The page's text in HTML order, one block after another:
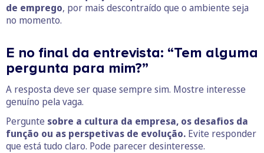
de emprego, por mais descontraído que o ambiente seja
no momento.
E no final da entrevista: “Tem alguma
pergunta para mim?”
A resposta deve ser quase sempre sim. Mostre interesse
genuíno pela vaga.
Pergunte sobre a cultura da empresa, os desafios da
função ou as perspetivas de evolução. Evite responder
que está tudo claro. Pode parecer desinteresse.